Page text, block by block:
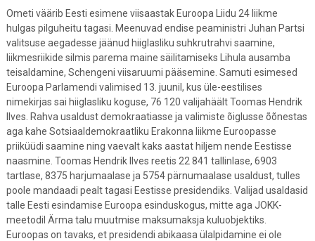
Ometi väärib Eesti esimene viisaastak Euroopa Liidu 24 liikme
hulgas pilguheitu tagasi. Meenuvad endise peaministri Juhan Partsi
valitsuse aegadesse jäänud hiiglasliku suhkrutrahvi saamine,
liikmesriikide silmis parema maine säilitamiseks Lihula ausamba
teisaldamine, Schengeni viisaruumi pääsemine. Samuti esimesed
Euroopa Parlamendi valimised 13. juunil, kus üle-eestilises
nimekirjas sai hiiglasliku koguse, 76 120 valijahäält Toomas Hendrik
Ilves. Rahva usaldust demokraatiasse ja valimiste õiglusse õõnestas
aga kahe Sotsiaaldemokraatliku Erakonna liikme Euroopasse
priiküüdi saamine ning vaevalt kaks aastat hiljem nende Eestisse
naasmine. Toomas Hendrik Ilves reetis 22 841 tallinlase, 6903
tartlase, 8375 harjumaalase ja 5754 pärnumaalase usaldust, tulles
poole mandaadi pealt tagasi Eestisse presidendiks. Valijad usaldasid
talle Eesti esindamise Euroopa esinduskogus, mitte aga JOKK-
meetodil Ärma talu muutmise maksumaksja kuluobjektiks.
Euroopas on tavaks, et presidendi abikaasa ülalpidamine ei ole